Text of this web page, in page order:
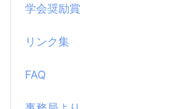
学会奨励賞
リンク集
FAQ